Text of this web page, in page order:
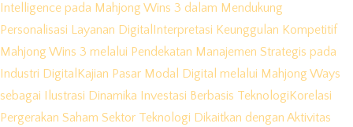
Intelligence pada Mahjong Wins 3 dalam Mendukung
Personalisasi Layanan Digital Interpretasi Keunggulan Kompetitif
Mahjong Wins 3 melalui Pendekatan Manajemen Strategis pada
Industri Digital Kajian Pasar Modal Digital melalui Mahjong Ways
sebagai Ilustrasi Dinamika Investasi Berbasis Teknologi Korelasi
Pergerakan Saham Sektor Teknologi Dikaitkan dengan Aktivitas